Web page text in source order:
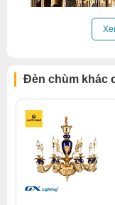
Đèn chùm khác